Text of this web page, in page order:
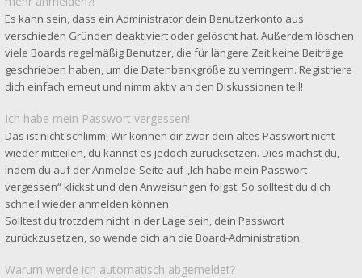
Es kann sein, dass ein Administrator dein Benutzerkonto aus
verschieden Gründen deaktiviert oder gelöscht hat. Außerdem löschen
viele Boards regelmäßig Benutzer, die für längere Zeit keine Beiträge
geschrieben haben, um die Datenbankgröße zu verringern. Registriere
dich einfach erneut und nimm aktiv an den Diskussionen teil!
Ich habe mein Passwort vergessen!
Das ist nicht schlimm! Wir können dir zwar dein altes Passwort nicht
wieder mitteilen, du kannst es jedoch zurücksetzen. Dies machst du,
indem du auf der Anmelde-Seite auf „Ich habe mein Passwort
vergessen“ klickst und den Anweisungen folgst. So solltest du dich
schnell wieder anmelden können.
Solltest du trotzdem nicht in der Lage sein, dein Passwort
zurückzusetzen, so wende dich an die Board-Administration.
Warum werde ich automatisch abgemeldet?